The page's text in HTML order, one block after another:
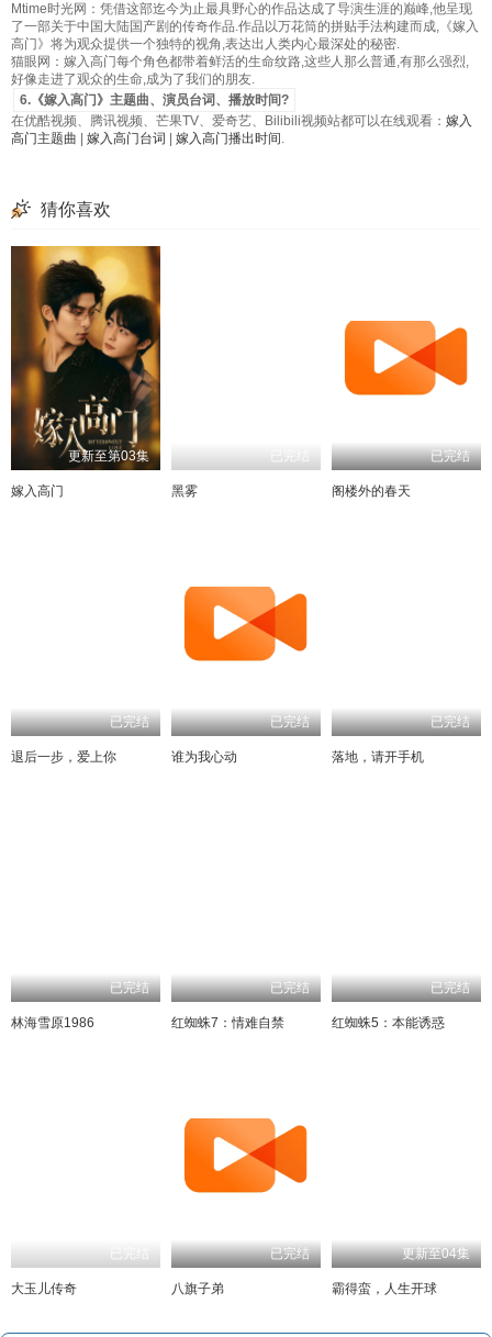
Mtime时光网：凭借这部迄今为止最具野心的作品达成了导演生涯的巅峰,他呈现
了一部关于中国大陆国产剧的传奇作品.作品以万花筒的拼贴手法构建而成,《嫁入
高门》将为观众提供一个独特的视角,表达出人类内心最深处的秘密.
猫眼网：嫁入高门每个角色都带着鲜活的生命纹路,这些人那么普通,有那么强烈,
好像走进了观众的生命,成为了我们的朋友.
6.《嫁入高门》主题曲、演员台词、播放时间?
在优酷视频、腾讯视频、芒果TV、爱奇艺、Bilibili视频站都可以在线观看： 嫁入
高门主题曲
嫁入高门台词 嫁入高门播出时间 .
猜你喜欢
更新至第03集
嫁入高门
已完结
黑雾
已完结
阁楼外的春天
已完结
退后一步，爱上你
已完结
谁为我心动
已完结
落地，请开手机
已完结
林海雪原1986
已完结
红蜘蛛7：情难自禁
已完结
红蜘蛛5：本能诱惑
已完结
大玉儿传奇
已完结
八旗子弟
更新至04集
霸得蛮，人生开球